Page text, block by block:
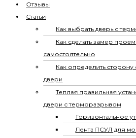
Отзывы
Статьи
Как выбрать дверь с
Как сделать замер
самостоятельно
Как определить
двери
Теплая правильная
двери с терморазрывом
Горизонтальное
Лента ПСУЛ для